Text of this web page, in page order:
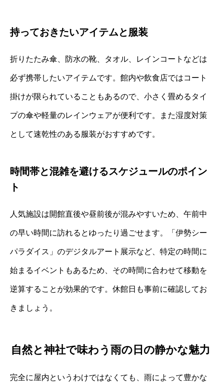
持っておきたいアイテムと服装
折りたたみ傘、防水の靴、タオル、レインコートなどは
必ず携帯したいアイテムです。館内や飲食店ではコート
掛けが限られていることもあるので、小さく畳めるタイ
プの傘や軽量のレインウェアが便利です。また湿度対策
として速乾性のある服装がおすすめです。
時間帯と混雑を避けるスケジュールのポイン
ト
人気施設は開館直後や昼前後が混みやすいため、午前中
の早い時間に訪れるとゆったり過ごせます。「伊勢シー
パラダイス」のデジタルアート展示など、特定の時間に
始まるイベントもあるため、その時間に合わせて移動を
逆算することが効果的です。休館日も事前に確認してお
きましょう。
自然と神社で味わう雨の日の静かな魅力
完全に屋内というわけではなくても、雨によって豊かな